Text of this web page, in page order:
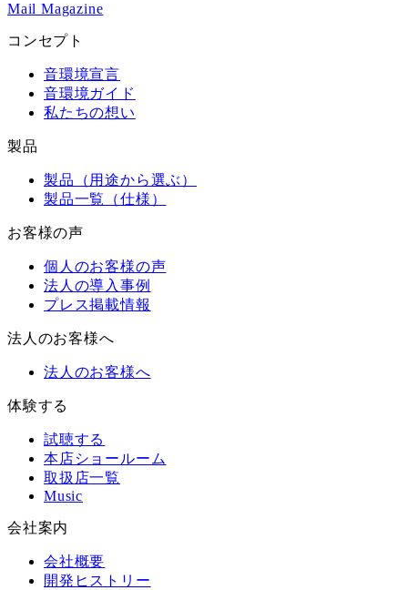
Mail Magazine
コンセプト
音環境宣言
音環境ガイド
私たちの想い
製品
製品（用途から選ぶ）
製品一覧（仕様）
お客様の声
個人のお客様の声
法人の導入事例
プレス掲載情報
法人のお客様へ
法人のお客様へ
体験する
試聴する
本店ショールーム
取扱店一覧
Music
会社案内
会社概要
開発ヒストリー